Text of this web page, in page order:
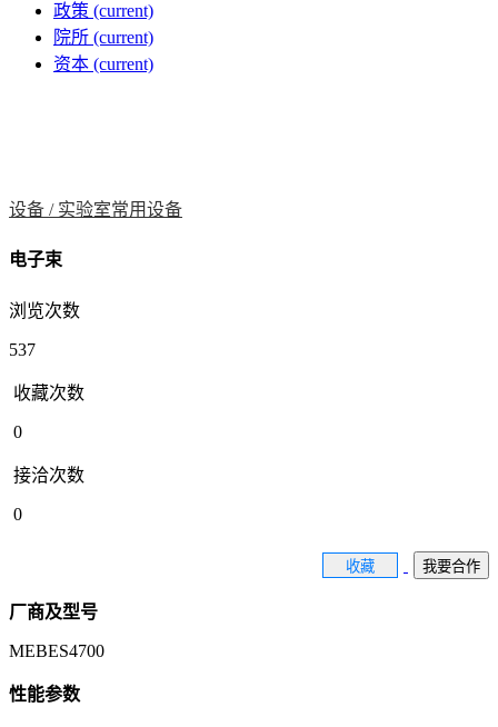
政策 (current)
院所 (current)
资本 (current)
设备 / 实验室常用设备
电子束
浏览次数
537
收藏次数
0
接洽次数
0
收藏 我要合作
厂商及型号
MEBES4700
性能参数